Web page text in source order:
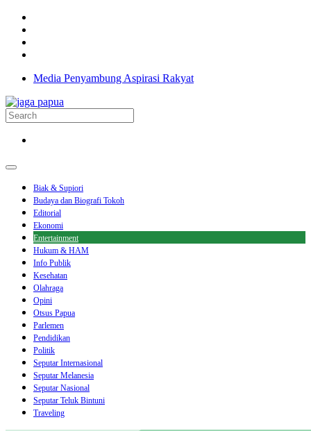
Media Penyambung Aspirasi Rakyat
Biak & Supiori
Budaya dan Biografi Tokoh
Editorial
Ekonomi
Entertainment
Hukum & HAM
Info Publik
Kesehatan
Olahraga
Opini
Otsus Papua
Parlemen
Pendidikan
Politik
Seputar Internasional
Seputar Melanesia
Seputar Nasional
Seputar Teluk Bintuni
Traveling